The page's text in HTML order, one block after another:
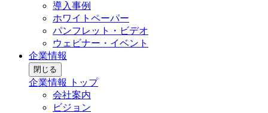
導入事例
ホワイトペーパー
パンフレット・ビデオ
ウェビナー・イベント
企業情報
閉じる
企業情報 トップ
会社案内
ビジョン